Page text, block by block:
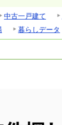
中古一戸建て
暮らしデータ